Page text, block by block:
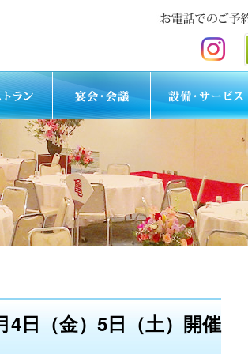
日（金）5日（土）開催